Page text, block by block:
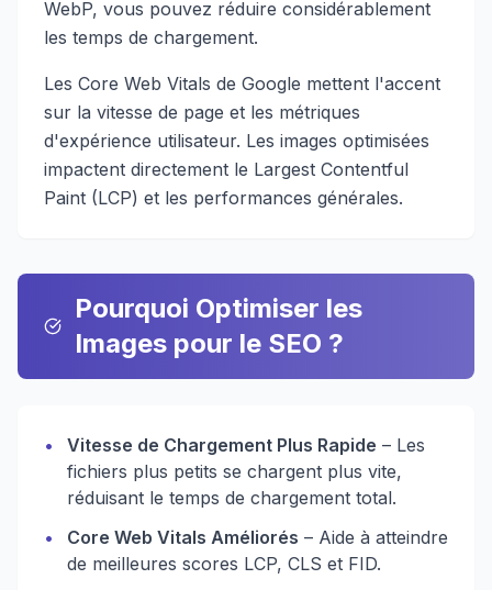
WebP, vous pouvez réduire considérablement
les temps de chargement.
Les Core Web Vitals de Google mettent l'accent
sur la vitesse de page et les métriques
d'expérience utilisateur. Les images optimisées
impactent directement le Largest Contentful
Paint (LCP) et les performances générales.
Pourquoi Optimiser les
Images pour le SEO ?
• Vitesse de Chargement Plus Rapide – Les
fichiers plus petits se chargent plus vite,
réduisant le temps de chargement total.
•
Core Web Vitals Améliorés – Aide à atteindre
de meilleures scores LCP, CLS et FID.